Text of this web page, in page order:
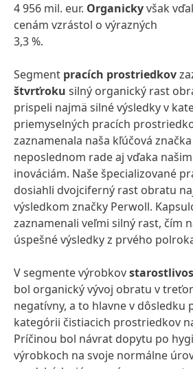
4 956 mil. eur. Organickyvšak
cenám vzrástol o výrazných
3,3 %.
Segment pracích prostriedkov
štvrťroku silný organický rast
prispeli najmä silné výsledky v
priemyselných pracích
zaznamenala naša kľúčová
neposlednom rade aj vďaka
inováciám. Naše špecializované
dosiahli dvojciferný rast obratu
výsledkom značky Perwoll.
zaznamenali veľmi silný rast, čím
úspešné výsledky z prvého
V segmente výrobkov
bol organický vývoj obratu v
negatívny, a to hlavne v dôsledku
kategórii čistiacich prostriedkov
Príčinou bol návrat dopytu po
výrobkoch na svoje normálne